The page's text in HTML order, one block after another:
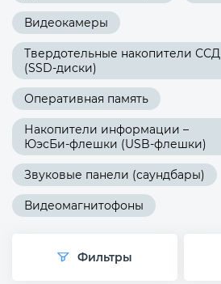
Видеокамеры
Твердотельные накопители ССД
(SSD-диски)
Оперативная память
Накопители информации –
ЮэсБи-флешки (USB-флешки)
Звуковые панели (саундбары)
Видеомагнитофоны
Фильтры